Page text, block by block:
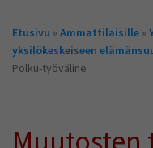
Olet
täällä
Etusivu » Ammattilaisille »
yksilökeskeiseen
Polku-työväline